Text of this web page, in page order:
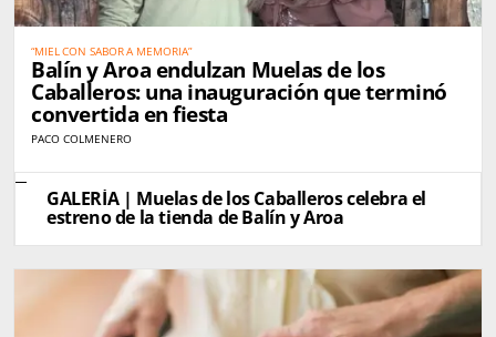
“MIEL CON SABOR A MEMORIA”
Balín y Aroa endulzan Muelas de los
Caballeros: una inauguración que terminó
convertida en fiesta
PACO COLMENERO
GALERÍA | Muelas de los Caballeros celebra el
estreno de la tienda de Balín y Aroa